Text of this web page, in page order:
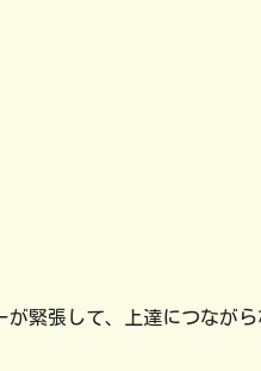
が緊張して、上達につなが